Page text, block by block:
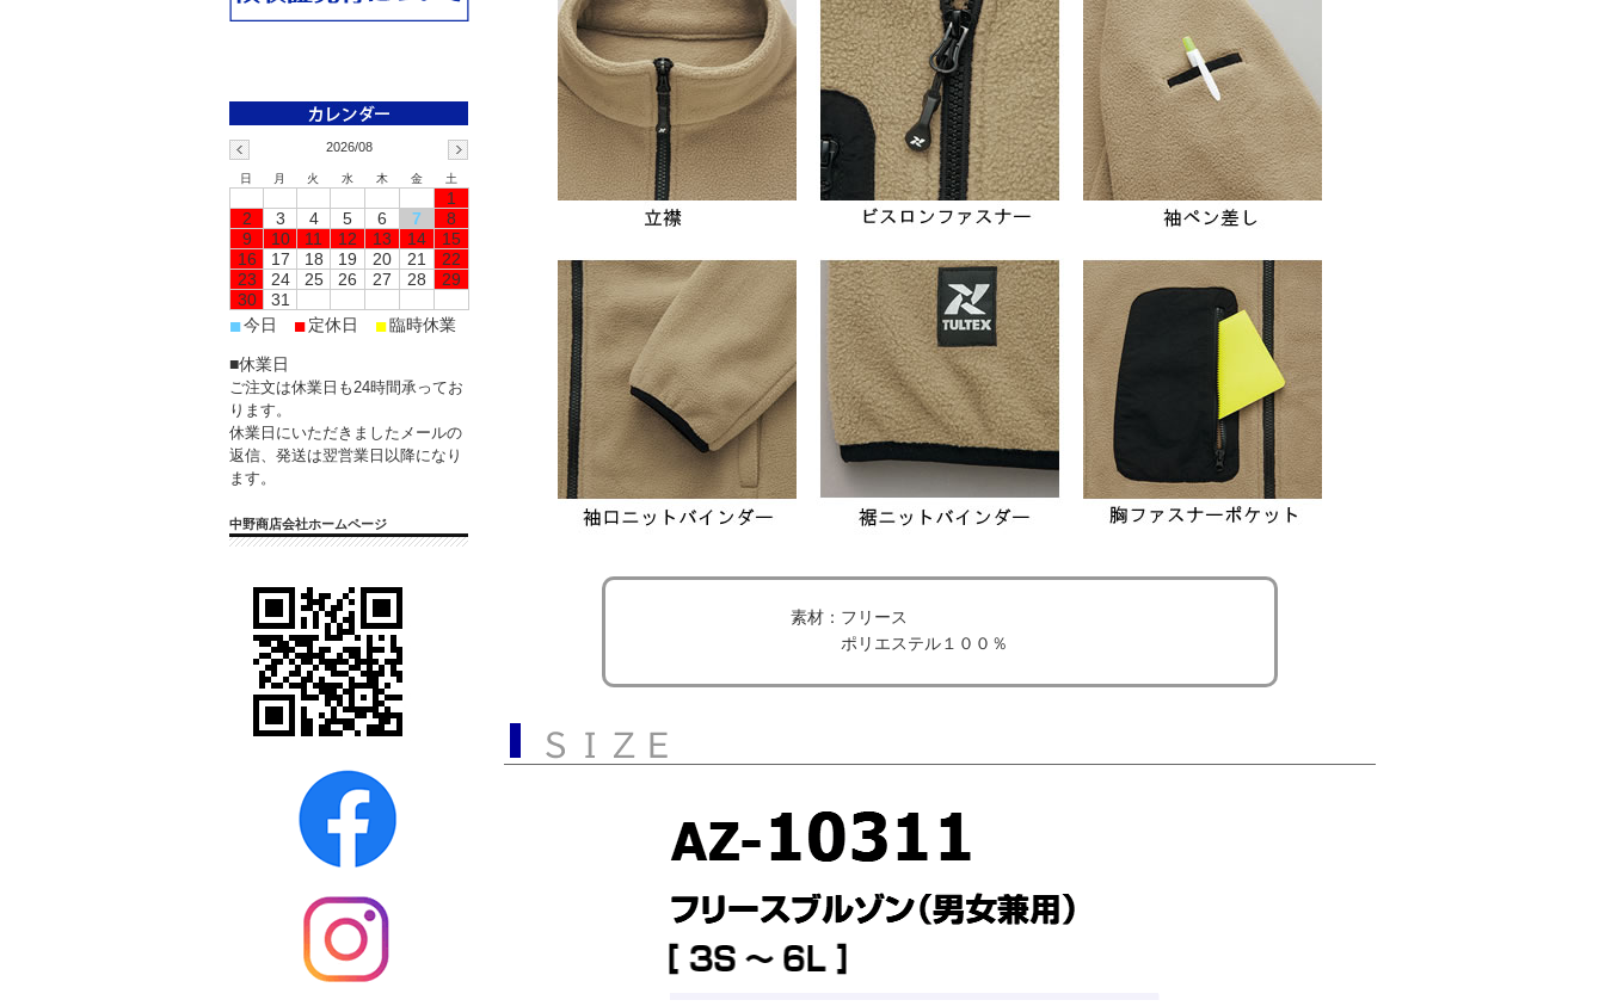
素材：フリース
ポリエステル１００％
2026/08
日 月 火 水 木 金 土
1
2
3 4 5 6 7
8
9
10 11 12 13 14
15
16
17 18 19 20 21
22
23
24 25 26 27 28
29
30
31
■今日 ■定休日 ■臨時休業
■休業日
ご注文は休業日も24時間承ってお
ります。
休業日にいただきましたメールの
返信、発送は翌営業日以降になり
ます。
中野商店会社ホームページ